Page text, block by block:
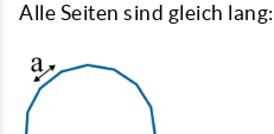
Alle Seiten sind gleich lang: